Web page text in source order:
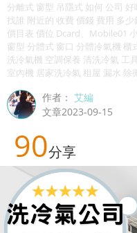
分離式 窗型 吊隱式 如何 公司
找誰 附近的 收費 價錢 費用 多
價目表 價位 Dcard、Mobile01
窗型 分體式 窗口 分體冷氣機 櫃
洗冷氣機 空調保養 清洗冷氣 工
室內機 居家洗冷氣 租屋 漏水
作者：艾編
文章2023-09-15
90分享